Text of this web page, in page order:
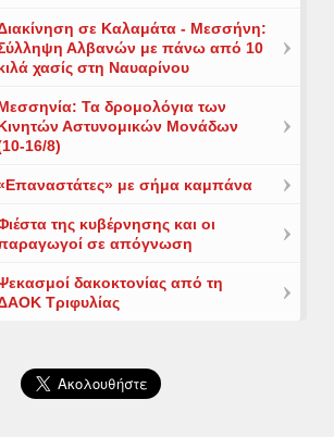
σε Καλαμάτα - Μεσσήνη:
Αλβανών με πάνω από 10
χασίς στη Ναυαρίνου
Τα δρομολόγια των
Αστυνομικών Μονάδων
16/8)
με σήμα καμπάνα
της κυβέρνησης και οι
σε απόγνωση
δακοκτονίας από τη
Τριφυλίας